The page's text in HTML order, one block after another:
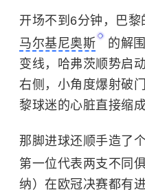
开场不到6分钟，巴黎
马尔基尼奥斯
的解
变线，哈弗茨顺势启
右侧，小角度爆射破
黎球迷的心脏直接缩成
那脚进球还顺手造了
第一位代表两支不同
纳）在欧冠决赛都有